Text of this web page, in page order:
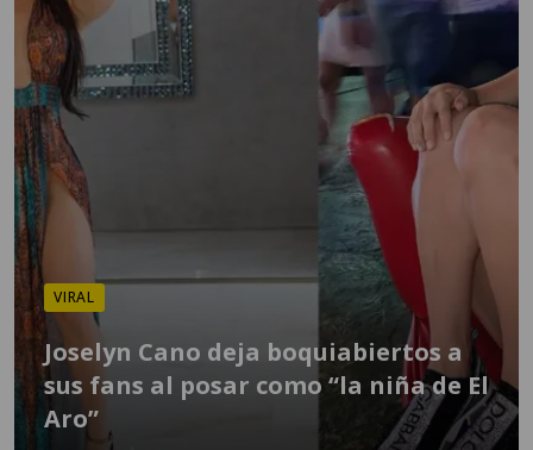
VIRAL
Joselyn Cano deja boquiabiertos a
sus fans al posar como “la niña de El
Aro”